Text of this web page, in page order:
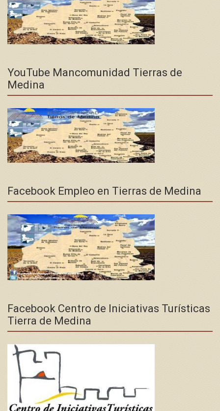
YouTube Mancomunidad Tierras de
Medina
Facebook Empleo en Tierras de Medina
Facebook Centro de Iniciativas Turísticas
Tierra de Medina